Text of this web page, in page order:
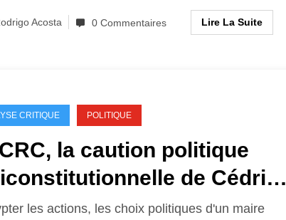
Acosta 0 Commentaires Lire La Suite
CRITIQUE POLITIQUE
la caution politique
de Cédric
les actions, les choix politiques d'un maire